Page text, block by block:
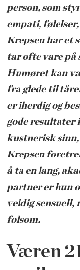
person, som
empati,
Krepsen har et
tar ofte vare på
Humøret kan
fra glede til
er iherdig og
gode resultater
kustnerisk sinn,
Krepsen
å ta en lang,
partner er hun
veldig sensuell,
følsom.
Væren​